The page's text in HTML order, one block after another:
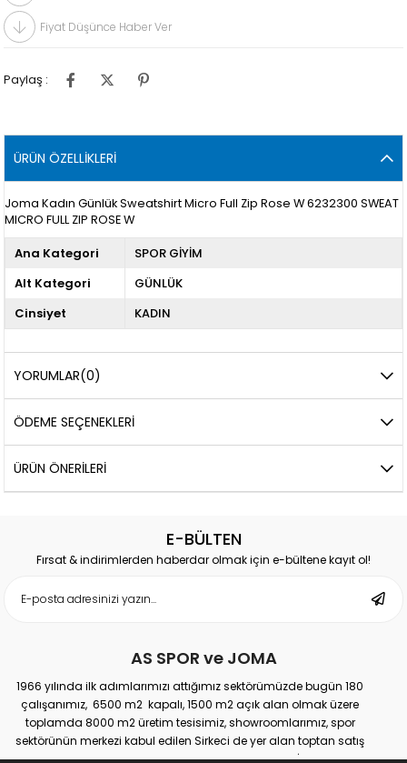
Fiyat Düşünce Haber Ver
Paylaş :
ÜRÜN ÖZELLIKLERI
Joma Kadın Günlük Sweatshirt Micro Full Zip Rose W 6232300 SWEAT
MICRO FULL ZIP ROSE W
Ana Kategori
SPOR GİYİM
Alt Kategori
GÜNLÜK
Cinsiyet
KADIN
YORUMLAR(0)
ÖDEME SEÇENEKLERI
ÜRÜN ÖNERILERI
E-BÜLTEN
Fırsat & indirimlerden haberdar olmak için e-bültene kayıt ol!
AS SPOR ve JOMA
1966 yılında ilk adımlarımızı attığımız sektörümüzde bugün 180
çalışanımız, 6500 m2 kapalı, 1500 m2 açık alan olmak üzere
toplamda 8000 m2 üretim tesisimiz, showroomlarımız, spor
sektörünün merkezi kabul edilen Sirkeci de yer alan toptan satış
mağazamız, Türkiye genelinde yaklaşık 300 bayimiz, İstanbul’da 10